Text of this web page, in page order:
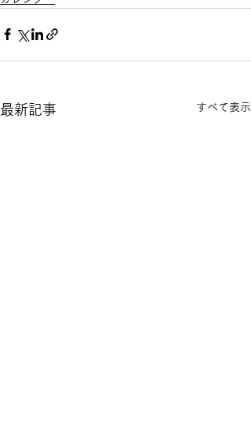
最新記事 すべて表示